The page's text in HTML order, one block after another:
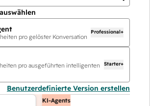
pro gelöster Konversation
Professional+
pro ausgeführten intelligenten
Starter+
Benutzerdefinierte Version erstellen
KI-Agents